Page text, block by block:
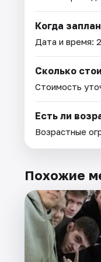
Когда
Дата и время:
Сколько
Стоимость
Есть ли
Возрастные
Похожие